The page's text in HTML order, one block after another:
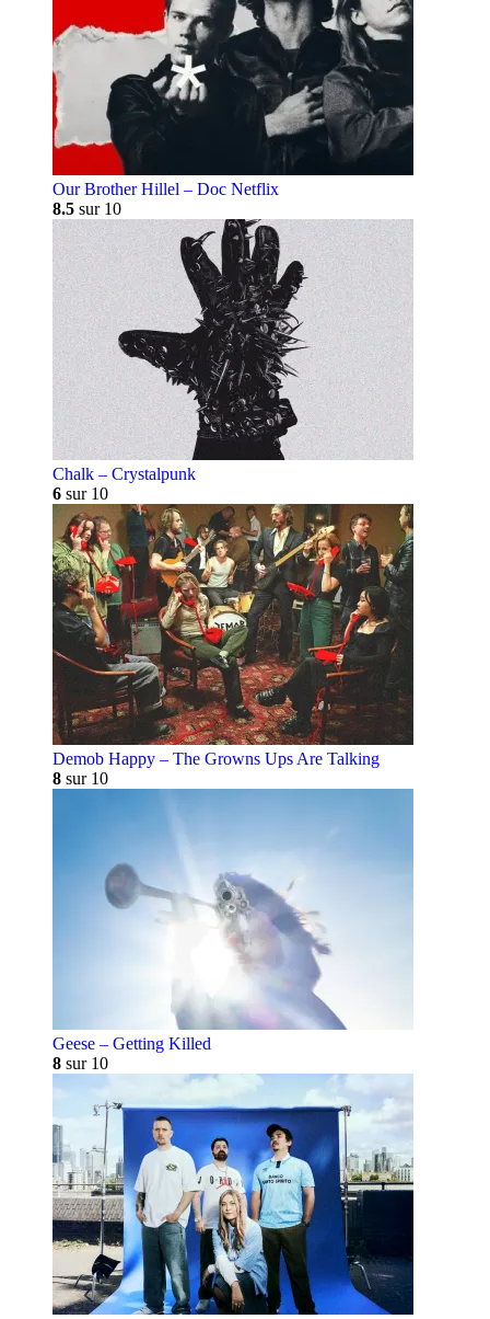
Our Brother Hillel – Doc Netflix
8.5 sur 10
Chalk – Crystalpunk
6 sur 10
Demob Happy – The Growns Ups Are Talking
8 sur 10
Geese – Getting Killed
8 sur 10